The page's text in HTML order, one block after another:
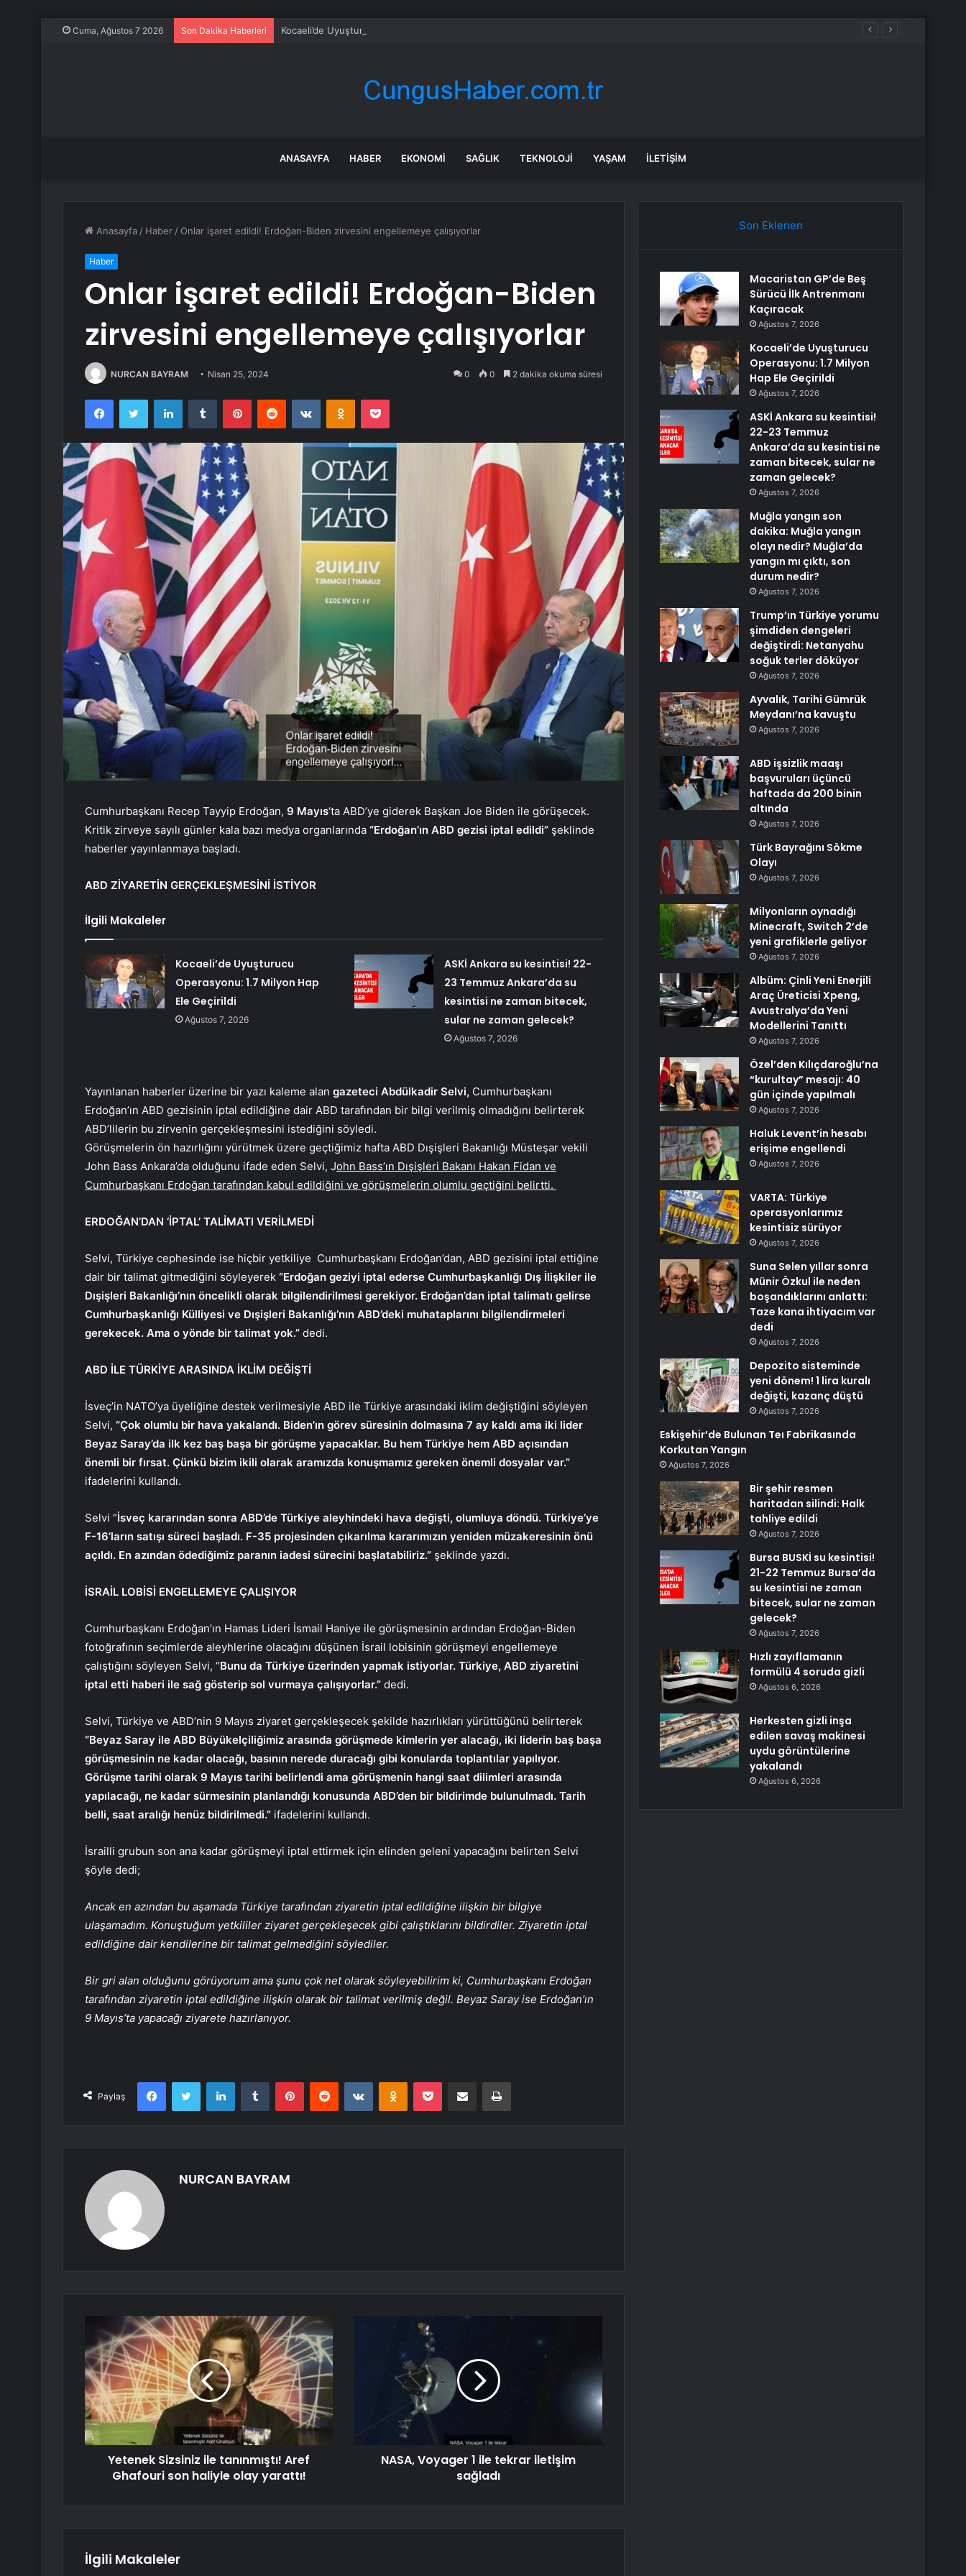
Cuma, Ağustos 7 2026 Son Dakika Haberleri Kocaeli’de Uyuşturucu Operasyonu: 1.7 Milyon Hap Ele Geçirildi
ANASAYFA HABER EKONOMI SAĞLIK TEKNOLOJI YAŞAM İLETIŞIM
Anasayfa / Haber / Onlar işaret edildi! Erdoğan-Biden zirvesini engellemeye çalışıyorlar
Haber
Onlar işaret edildi! Erdoğan-Biden
zirvesini engellemeye çalışıyorlar
NURCAN BAYRAM Nisan 25, 2024 0 0 2 dakika okuma süresi
FacebookTwitter LinkedInTumblr PinterestReddit VKontakteOdnoklassniki
Pocket
Cumhurbaşkanı Recep Tayyip Erdoğan, 9 Mayıs‘ta ABD’ye giderek Başkan Joe Biden ile görüşecek.
Kritik zirveye sayılı günler kala bazı medya organlarında “Erdoğan’ın ABD gezisi iptal edildi” şeklinde
haberler yayınlanmaya başladı.
ABD ZİYARETİN GERÇEKLEŞMESİNİ İSTİYOR
İlgili Makaleler
Kocaeli’de Uyuşturucu
Operasyonu: 1.7 Milyon Hap
Ele Geçirildi
Ağustos 7, 2026
ASKİ Ankara su kesintisi! 22-
23 Temmuz Ankara’da su
kesintisi ne zaman bitecek,
sular ne zaman gelecek?
Ağustos 7, 2026
Yayınlanan haberler üzerine bir yazı kaleme alan gazeteci Abdülkadir Selvi, Cumhurbaşkanı
Erdoğan’ın ABD gezisinin iptal edildiğine dair ABD tarafından bir bilgi verilmiş olmadığını belirterek
ABD’lilerin bu zirvenin gerçekleşmesini istediğini söyledi.
Görüşmelerin ön hazırlığını yürütmek üzere geçtiğimiz hafta ABD Dışişleri Bakanlığı Müsteşar vekili
John Bass Ankara’da olduğunu ifade eden Selvi, John Bass’ın Dışişleri Bakanı Hakan Fidan ve
Cumhurbaşkanı Erdoğan tarafından kabul edildiğini ve görüşmelerin olumlu geçtiğini belirtti.
ERDOĞAN’DAN ‘İPTAL’ TALİMATI VERİLMEDİ
Selvi, Türkiye cephesinde ise hiçbir yetkiliye Cumhurbaşkanı Erdoğan’dan, ABD gezisini iptal ettiğine
dair bir talimat gitmediğini söyleyerek “Erdoğan geziyi iptal ederse Cumhurbaşkanlığı Dış İlişkiler ile
Dışişleri Bakanlığı’nın öncelikli olarak bilgilendirilmesi gerekiyor. Erdoğan’dan iptal talimatı gelirse
Cumhurbaşkanlığı Külliyesi ve Dışişleri Bakanlığı’nın ABD’deki muhataplarını bilgilendirmeleri
gerekecek. Ama o yönde bir talimat yok.” dedi.
ABD İLE TÜRKİYE ARASINDA İKLİM DEĞİŞTİ
İsveç’in NATO’ya üyeliğine destek verilmesiyle ABD ile Türkiye arasındaki iklim değiştiğini söyleyen
Selvi, “Çok olumlu bir hava yakalandı. Biden’ın görev süresinin dolmasına 7 ay kaldı ama iki lider
Beyaz Saray’da ilk kez baş başa bir görüşme yapacaklar. Bu hem Türkiye hem ABD açısından
önemli bir fırsat. Çünkü bizim ikili olarak aramızda konuşmamız gereken önemli dosyalar var.”
ifadelerini kullandı.
Selvi “İsveç kararından sonra ABD’de Türkiye aleyhindeki hava değişti, olumluya döndü. Türkiye’ye
F-16’ların satışı süreci başladı. F-35 projesinden çıkarılma kararımızın yeniden müzakeresinin önü
açıldı. En azından ödediğimiz paranın iadesi sürecini başlatabiliriz.” şeklinde yazdı.
İSRAİL LOBİSİ ENGELLEMEYE ÇALIŞIYOR
Cumhurbaşkanı Erdoğan’ın Hamas Lideri İsmail Haniye ile görüşmesinin ardından Erdoğan-Biden
fotoğrafının seçimlerde aleyhlerine olacağını düşünen İsrail lobisinin görüşmeyi engellemeye
çalıştığını söyleyen Selvi, “Bunu da Türkiye üzerinden yapmak istiyorlar. Türkiye, ABD ziyaretini
iptal etti haberi ile sağ gösterip sol vurmaya çalışıyorlar.” dedi.
Selvi, Türkiye ve ABD’nin 9 Mayıs ziyaret gerçekleşecek şekilde hazırlıkları yürüttüğünü belirterek
“Beyaz Saray ile ABD Büyükelçiliğimiz arasında görüşmede kimlerin yer alacağı, iki liderin baş başa
görüşmesinin ne kadar olacağı, basının nerede duracağı gibi konularda toplantılar yapılıyor.
Görüşme tarihi olarak 9 Mayıs tarihi belirlendi ama görüşmenin hangi saat dilimleri arasında
yapılacağı, ne kadar sürmesinin planlandığı konusunda ABD’den bir bildirimde bulunulmadı. Tarih
belli, saat aralığı henüz bildirilmedi.” ifadelerini kullandı.
İsrailli grubun son ana kadar görüşmeyi iptal ettirmek için elinden geleni yapacağını belirten Selvi
şöyle dedi;
Ancak en azından bu aşamada Türkiye tarafından ziyaretin iptal edildiğine ilişkin bir bilgiye
ulaşamadım. Konuştuğum yetkililer ziyaret gerçekleşecek gibi çalıştıklarını bildirdiler. Ziyaretin iptal
edildiğine dair kendilerine bir talimat gelmediğini söylediler.
Bir gri alan olduğunu görüyorum ama şunu çok net olarak söyleyebilirim ki, Cumhurbaşkanı Erdoğan
tarafından ziyaretin iptal edildiğine ilişkin olarak bir talimat verilmiş değil. Beyaz Saray ise Erdoğan’ın
9 Mayıs’ta yapacağı ziyarete hazırlanıyor.
Paylaş
FacebookTwitter LinkedInTumblr PinterestReddit VKontakteOdnoklassniki
Pocket E-Posta ile paylaş Yazdır
NURCAN BAYRAM
Yetenek Sizsiniz ile tanınmıştı! Aref
Ghafouri son haliyle olay yarattı!
NASA, Voyager 1 ile tekrar iletişim
sağladı
İlgili Makaleler
Son Eklenen
Macaristan GP’de Beş
Sürücü İlk Antrenmanı
Kaçıracak
Ağustos 7, 2026
Kocaeli’de Uyuşturucu
Operasyonu: 1.7 Milyon
Hap Ele Geçirildi
Ağustos 7, 2026
ASKİ Ankara su kesintisi!
22-23 Temmuz
Ankara’da su kesintisi ne
zaman bitecek, sular ne
zaman gelecek?
Ağustos 7, 2026
Muğla yangın son
dakika: Muğla yangın
olayı nedir? Muğla’da
yangın mı çıktı, son
durum nedir?
Ağustos 7, 2026
Trump’ın Türkiye yorumu
şimdiden dengeleri
değiştirdi: Netanyahu
soğuk terler döküyor
Ağustos 7, 2026
Ayvalık, Tarihi Gümrük
Meydanı’na kavuştu
Ağustos 7, 2026
ABD işsizlik maaşı
başvuruları üçüncü
haftada da 200 binin
altında
Ağustos 7, 2026
Türk Bayrağını Sökme
Olayı
Ağustos 7, 2026
Milyonların oynadığı
Minecraft, Switch 2’de
yeni grafiklerle geliyor
Ağustos 7, 2026
Albüm: Çinli Yeni Enerjili
Araç Üreticisi Xpeng,
Avustralya’da Yeni
Modellerini Tanıttı
Ağustos 7, 2026
Özel’den Kılıçdaroğlu’na
“kurultay” mesajı: 40
gün içinde yapılmalı
Ağustos 7, 2026
Haluk Levent’in hesabı
erişime engellendi
Ağustos 7, 2026
VARTA: Türkiye
operasyonlarımız
kesintisiz sürüyor
Ağustos 7, 2026
Suna Selen yıllar sonra
Münir Özkul ile neden
boşandıklarını anlattı:
Taze kana ihtiyacım var
dedi
Ağustos 7, 2026
Depozito sisteminde
yeni dönem! 1 lira kuralı
değişti, kazanç düştü
Ağustos 7, 2026
Eskişehir’de Bulunan Teı Fabrikasında
Korkutan Yangın
Ağustos 7, 2026
Bir şehir resmen
haritadan silindi: Halk
tahliye edildi
Ağustos 7, 2026
Bursa BUSKİ su kesintisi!
21-22 Temmuz Bursa’da
su kesintisi ne zaman
bitecek, sular ne zaman
gelecek?
Ağustos 7, 2026
Hızlı zayıflamanın
formülü 4 soruda gizli
Ağustos 6, 2026
Herkesten gizli inşa
edilen savaş makinesi
uydu görüntülerine
yakalandı
Ağustos 6, 2026